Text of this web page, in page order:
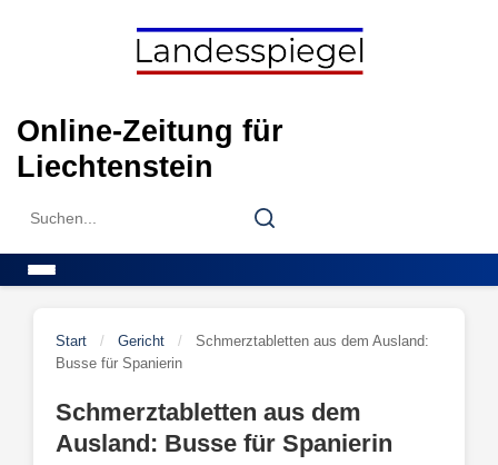
Online-Zeitung für
Liechtenstein
Search
Search
Start / Gericht /
Schmerztabletten aus dem Ausland:
Busse für Spanierin
Schmerztabletten aus dem
Ausland: Busse für Spanierin